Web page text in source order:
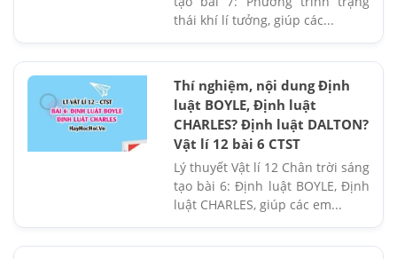
thái khí lí tưởng, giúp các...
Thí nghiệm, nội dung Định
luật BOYLE, Định luật
CHARLES? Định luật DALTON?
Vật lí 12 bài 6 CTST
Lý thuyết Vật lí 12 Chân trời sáng
tạo bài 6: Định luật BOYLE, Định
luật CHARLES, giúp các em...